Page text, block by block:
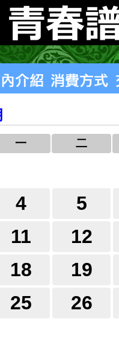
一 二
4 5
11 12
18 19
25 26